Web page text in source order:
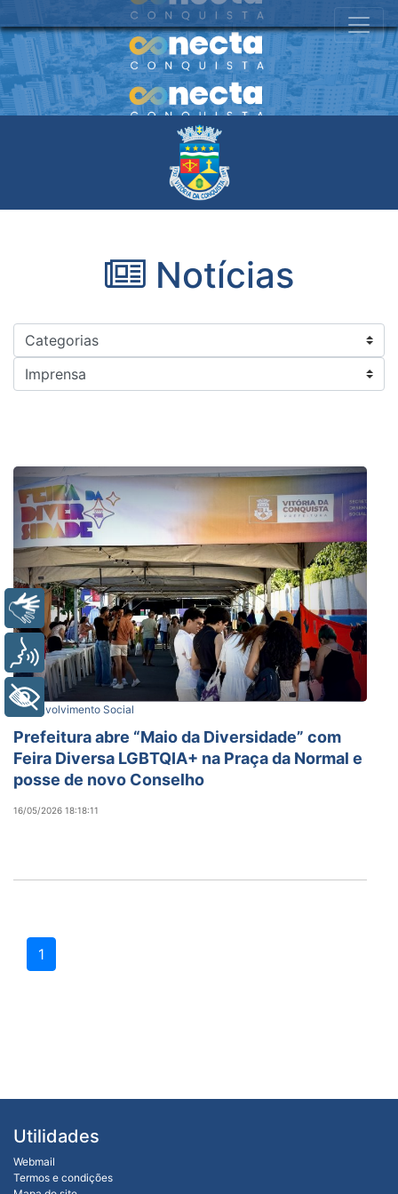
Notícias
Desenvolvimento Social
Prefeitura abre “Maio da Diversidade” com
Feira Diversa LGBTQIA+ na Praça da Normal e
posse de novo Conselho
16/05/2026 18:18:11
1
Utilidades
Webmail
Termos e condições
Libras
Voz
+ Acessibilidade